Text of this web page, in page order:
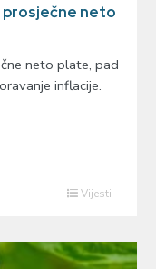
prosječne neto
neto plate, pad
inflacije.
Vijesti